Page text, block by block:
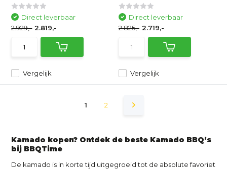
Vergelijk
Direct leverbaar
2.929,- 2.819,-
Vergelijk
Direct leverbaar
2.825,- 2.719,-
1 2
Kamado kopen? Ontdek de beste Kamado BBQ’s
bij BBQTime
De kamado is in korte tijd uitgegroeid tot de absolute favoriet